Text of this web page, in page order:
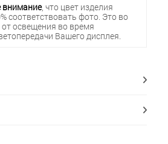
, что цвет изделия
соответствовать фото. Это во
освещения во время
Вашего дисплея.